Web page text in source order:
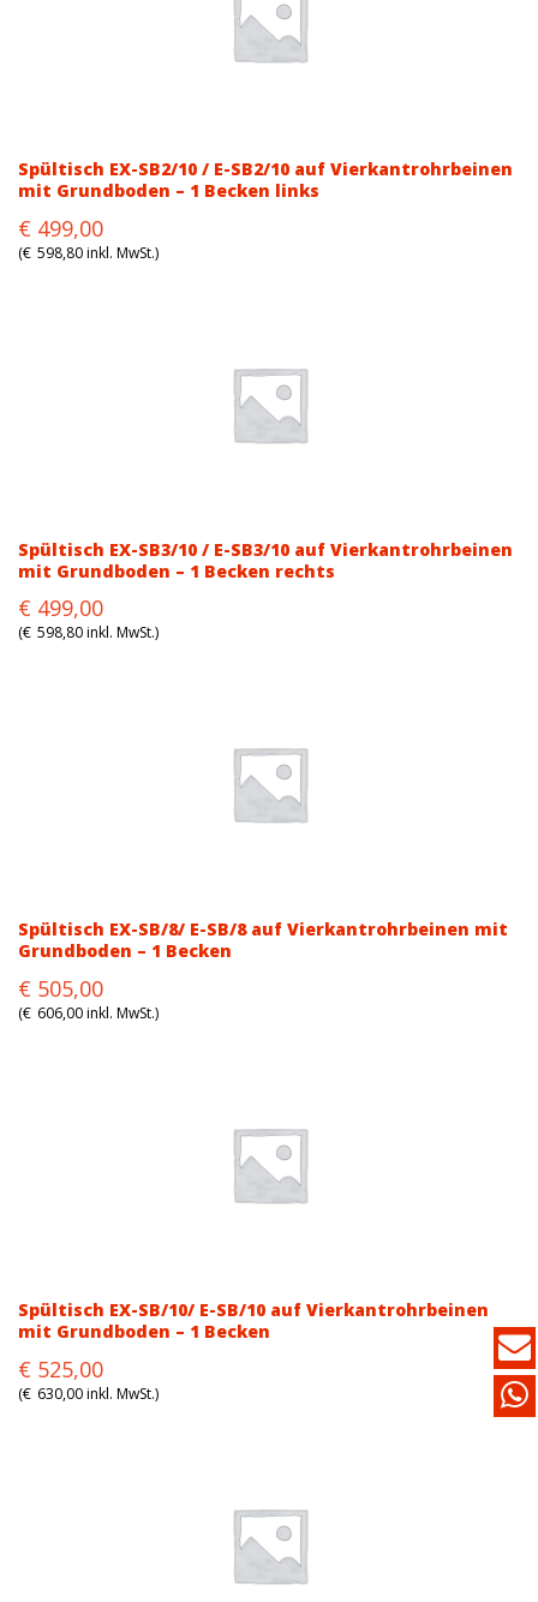
Spültisch EX-SB2/10 / E-SB2/10 auf Vierkantrohrbeinen
mit Grundboden – 1 Becken links
Original
price
€ 499,00
price
(€ 598,80inkl. MwSt.)
Spültisch EX-SB3/10 / E-SB3/10 auf Vierkantrohrbeinen
mit Grundboden – 1 Becken rechts
Original
price
€ 499,00
price
(€ 598,80inkl. MwSt.)
Spültisch EX-SB/8/ E-SB/8 auf Vierkantrohrbeinen mit
Grundboden – 1 Becken
Original
price
€ 505,00
price
(€ 606,00inkl. MwSt.)
Spültisch EX-SB/10/ E-SB/10 auf Vierkantrohrbeinen
mit Grundboden – 1 Becken
Original
price
€ 525,00
price
(€ 630,00inkl. MwSt.)